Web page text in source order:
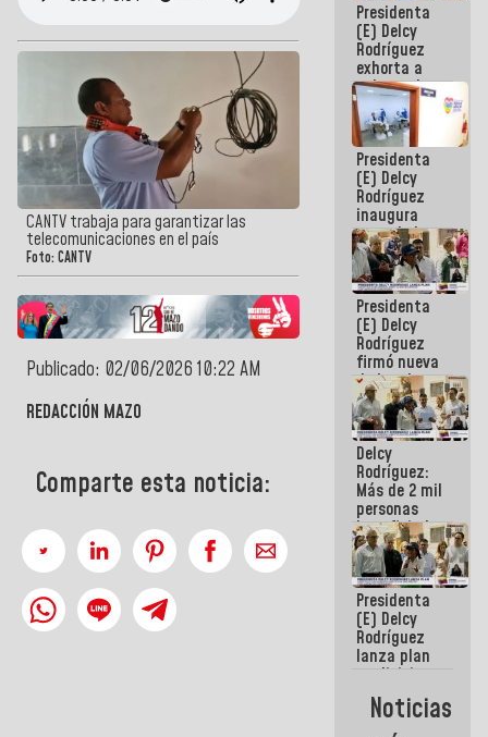
CANTV trabaja para garantizar las
telecomunicaciones en el país
Foto: CANTV
Publicado: 02/06/2026 10:22 AM
REDACCIÓN MAZO
Comparte esta noticia:
Presidenta
(E) Delcy
Rodríguez
exhorta a
gobernadores
y alcaldes a
edificar
casas para
abuelos
Presidenta
(E) Delcy
Rodríguez
inaugura
casa de los
Abuelos
Primavera
en Caracas
Presidenta
(E) Delcy
Rodríguez
firmó nueva
de Ley de
Arrendamiento
aprobada
por la AN
Delcy
Rodríguez:
Más de 2 mil
personas
beneficiadas
con planes
para
atención de
emergencia
sísmica en
la última
semana
Presidenta
(E) Delcy
Rodríguez
lanza plan
crediticio
con subsidio
a Juntas de
Condominio
Noticias